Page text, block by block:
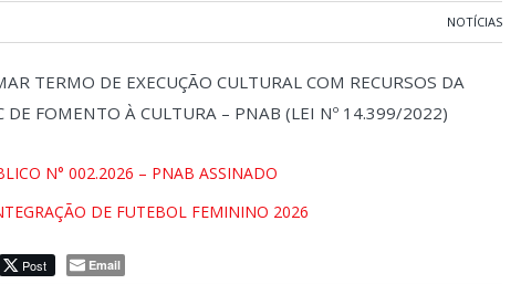
NOTÍCIAS
TERMO DE EXECUÇÃO CULTURAL COM RECURSOS DA
FOMENTO À CULTURA – PNAB (LEI Nº 14.399/2022)
N° 002.2026 – PNAB ASSINADO
DE FUTEBOL FEMININO 2026
Post Email